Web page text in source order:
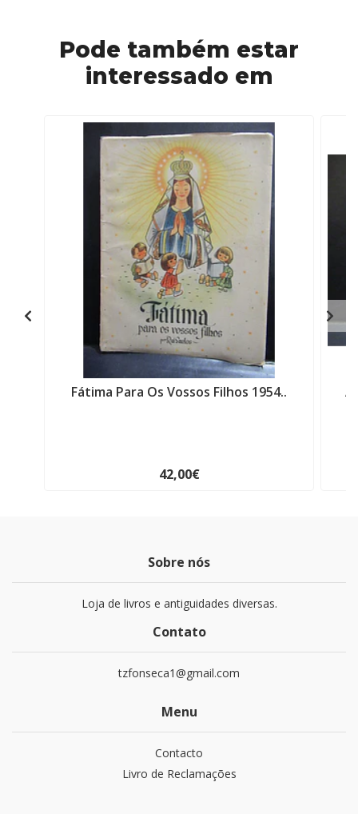
Pode também estar
interessado em
Fátima Para Os Vossos Filhos 1954..
42,00€
Sobre nós
Loja de livros e antiguidades diversas.
Contato
tzfonseca1@gmail.com
Menu
Contacto
Livro de Reclamações